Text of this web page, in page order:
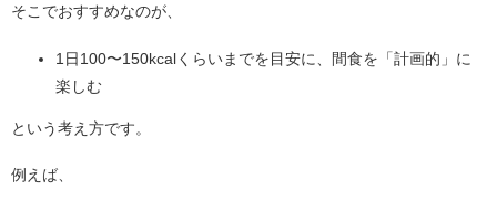
そこでおすすめなのが、
1日100〜150kcalくらいまでを目安に、間食を「計画的」に
楽しむ
という考え方です。
例えば、